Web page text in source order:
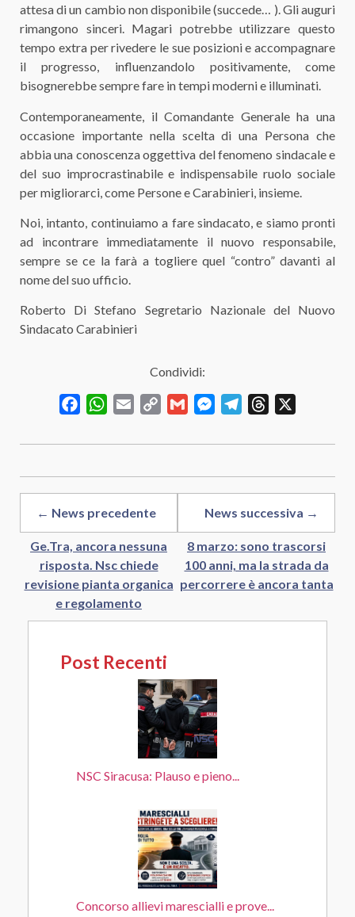
attesa di un cambio non disponibile (succede… ). Gli auguri
rimangono sinceri. Magari potrebbe utilizzare questo
tempo extra per rivedere le sue posizioni e accompagnare
il progresso, influenzandolo positivamente, come
bisognerebbe sempre fare in tempi moderni e illuminati.
Contemporaneamente, il Comandante Generale ha una
occasione importante nella scelta di una Persona che
abbia una conoscenza oggettiva del fenomeno sindacale e
del suo improcrastinabile e indispensabile ruolo sociale
per migliorarci, come Persone e Carabinieri, insieme.
Noi, intanto, continuiamo a fare sindacato, e siamo pronti
ad incontrare immediatamente il nuovo responsabile,
sempre se ce la farà a togliere quel “contro” davanti al
nome del suo ufficio.
Roberto Di Stefano Segretario Nazionale del Nuovo
Sindacato Carabinieri
Condividi:
FacebookWhatsApp
Email
Copy
Gmail MessengerTelegramThreads
← News precedente
Ge.Tra, ancora nessuna
risposta. Nsc chiede
revisione pianta organica
e regolamento
News successiva →
8 marzo: sono trascorsi
100 anni, ma la strada da
percorrere è ancora tanta
Post Recenti
NSC Siracusa: Plauso e pieno...
Concorso allievi marescialli e prove...